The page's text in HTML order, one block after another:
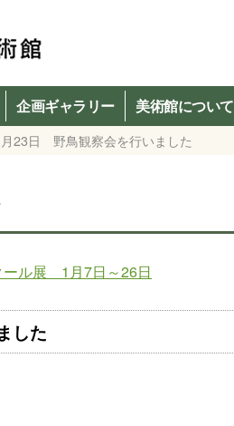
企画ギャラリー 美術館について
23日 野鳥観察会を行いました
ール展 1月7日～26日
した